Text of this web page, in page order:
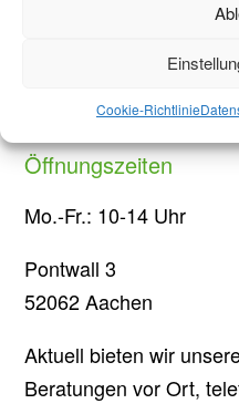
Cookie-Richtlinie
gegen
Briefwahl bei Stichwahl
Kommunalwahlen in
Öffnungszeiten
Mo.-Fr.: 10-14 Uhr
Pontwall 3
52062 Aachen
Aktuell bieten wir
Beratungen vor Ort,